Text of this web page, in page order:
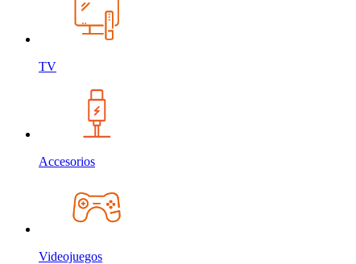
TV
Accesorios
Videojuegos